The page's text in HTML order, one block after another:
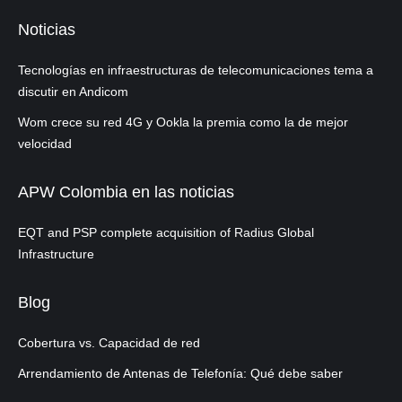
Noticias
Tecnologías en infraestructuras de telecomunicaciones tema a
discutir en Andicom
Wom crece su red 4G y Ookla la premia como la de mejor
velocidad
APW Colombia en las noticias
EQT and PSP complete acquisition of Radius Global
Infrastructure
Blog
Cobertura vs. Capacidad de red
Arrendamiento de Antenas de Telefonía: Qué debe saber